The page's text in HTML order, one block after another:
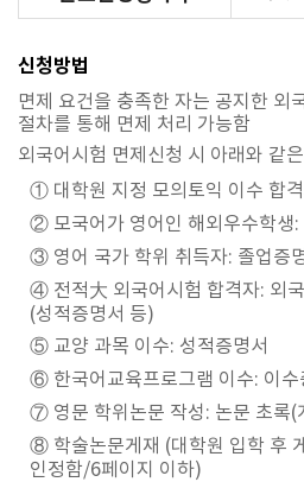
신청방법
면제 요건을 충족한 자는 공지한 외
절차를 통해 면제 처리 가능함
외국어시험 면제신청 시 아래와 같
① 대학원 지정 모의토익 이수 합
② 모국어가 영어인 해외우수학생:
③ 영어 국가 학위 취득자: 졸업증
④ 전적大 외국어시험 합격자: 외
(성적증명서 등)
⑤ 교양 과목 이수: 성적증명서
⑥ 한국어교육프로그램 이수: 이수
⑦ 영문 학위논문 작성: 논문 초록(
⑧ 학술논문게재 (대학원 입학 후
인정함/6페이지 이하)